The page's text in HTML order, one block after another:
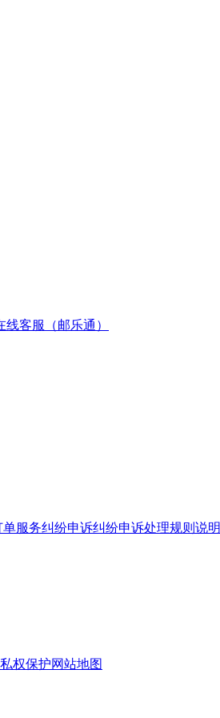
线客服（邮乐通）
服务纠纷申诉纠纷申诉处理规则说明
权保护网站地图